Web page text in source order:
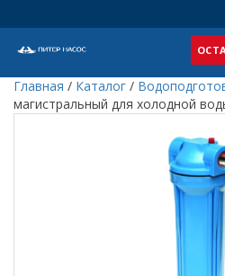
Главная / Каталог /
магистральный для холодной